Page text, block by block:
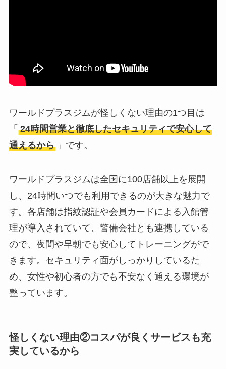
ワールドプラスジムが怪しくない理由の1つ目は
「 24時間営業と徹底したセキュリティで安心して
通えるから 」です。
ワールドプラスジムは全国に100店舗以上を展開
し、24時間いつでも利用できるのが大きな魅力で
す。各店舗は指紋認証や会員カードによる入館管
理が導入されていて、警備会社とも連携している
ので、夜間や早朝でも安心してトレーニングがで
きます。セキュリティ面がしっかりしているた
め、女性や初心者の方でも不安なく通える環境が
整っています。
怪しくない理由②コスパが良くサービスも充
実しているから